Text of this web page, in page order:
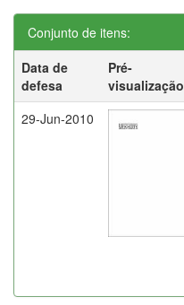
Conjunto de itens:
Data de
defesa
Pré-
visualização
29-Jun-2010